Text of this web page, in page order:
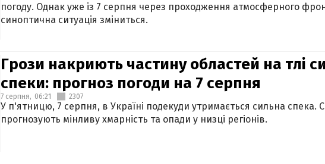
погоду. Однак уже із 7 серпня через проходження атмосферного
синоптична ситуація зміниться.
Грози накриють частину областей на тлі
спеки: прогноз погоди на 7 серпня
7 серпня, 06:21 2307
У п'ятницю, 7 серпня, в Україні подекуди утримається сильна спека.
прогнозують мінливу хмарність та опади у низці регіонів.